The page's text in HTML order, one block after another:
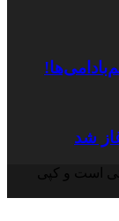
است و کپی